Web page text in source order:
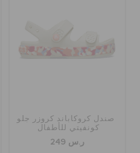
صندل كروكاباند كروزر جلو
كونفيتي للأطفال
ر.س 249